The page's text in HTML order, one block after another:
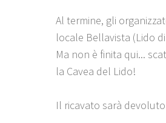
Al termine, gli
locale Bellavista (Lido
Ma non è finita qui...
la Cavea del Lido!
Il ricavato sarà